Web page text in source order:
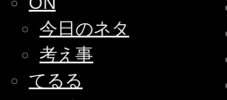
今日のネタ
考え事
てるる